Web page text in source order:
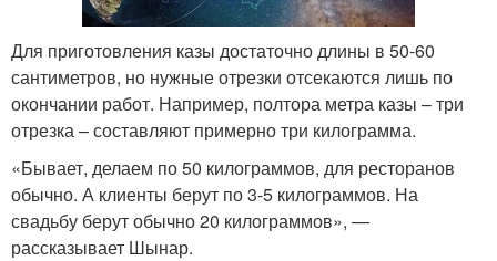
Для приготовления казы достаточно длины в 50-60
сантиметров, но нужные отрезки отсекаются лишь по
окончании работ. Например, полтора метра казы – три
отрезка – составляют примерно три килограмма.
«Бывает, делаем по 50 килограммов, для ресторанов
обычно. А клиенты берут по 3-5 килограммов. На
свадьбу берут обычно 20 килограммов», —
рассказывает Шынар.